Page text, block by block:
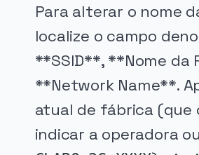
Para alterar o nome
localize o campo
**SSID**, **Nome da
**Network Name**.
atual de fábrica (que
indicar a operadora